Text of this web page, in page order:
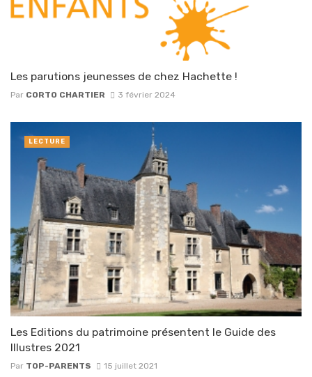
Les parutions jeunesses de chez Hachette !
Par CORTO CHARTIER 3 février 2024
Les Editions du patrimoine présentent le Guide des
Illustres 2021
Par TOP-PARENTS 15 juillet 2021
LECTURE